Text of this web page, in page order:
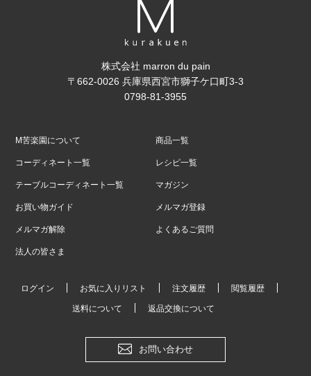
株式会社 marron du pain
〒662-0026 兵庫県西宮市獅子ケ口町3-3
0798-81-3955
M苦楽園について 商品一覧
コーディネート一覧 レシピ一覧
テーブルコーディネート一覧 マガジン
お買い物ガイド メルマガ登録
メルマガ解除 よくあるご質問
法人の皆さま
ログイン お気に入りリスト 注文履歴 閲覧履歴
送料について 返品交換について
お問い合わせ